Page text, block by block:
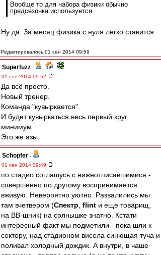
Вообще то для набора физики обычно
предсезонка используется.
Ну да. За месяц физика с нуля легко ставится.
Редактировалось 01 сен 2014 09:59
Superfuzz -
01 сен 2014 09:52
Да всё просто.
Новый тренер.
Команда "кувыркается".
И будет кувыркаться весь первый круг
минимум.
Это же азы.
Schopfer -
01 сен 2014 09:49
по стадио соглашусь с нижеотписавшимися -
совершенно по другому воспринимается
вживую. Невероятно уютно. Развалились мы
там вчетвером (Спектр flint и еще товарищ,
на ВВ-шник) на солнышке знатно. Кстати
интересный факт мы подметили - пока шли к
сектору, над стадионом висела синющая туча и
поливал холодный дождик. А внутри, в чаше